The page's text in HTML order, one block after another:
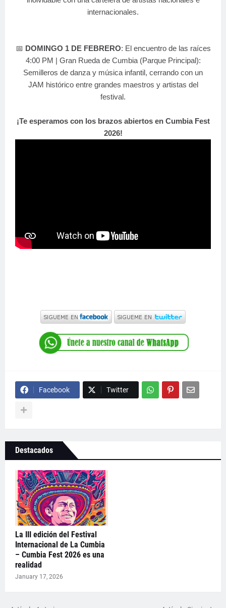
internacionales.
📅 DOMINGO 1 DE FEBRERO: El encuentro de las raíces
4:00 PM | Gran Rueda de Cumbia (Parque Principal):
Semilleros de danza y música infantil, cerrando con un
JAM histórico entre grandes maestros y artistas del
festival.
¡Te esperamos con los brazos abiertos en Cumbia Fest
2026!
Facebook Twitter
Destacados
La III edición del Festival
Internacional de La Cumbia
– Cumbia Fest 2026 es una
realidad
January 17, 2026